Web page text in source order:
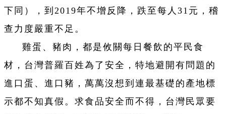
下同），到2019年不增反降，跌至每人31元，稽
查力度嚴重不足。
雞蛋、豬肉，都是攸關每日餐飲的平民食
材，台灣普羅百姓為了安全，特地避開有問題的
進口蛋、進口豬，萬萬沒想到連最基礎的產地標
示都不知真假。求食品安全而不得，台灣民眾要